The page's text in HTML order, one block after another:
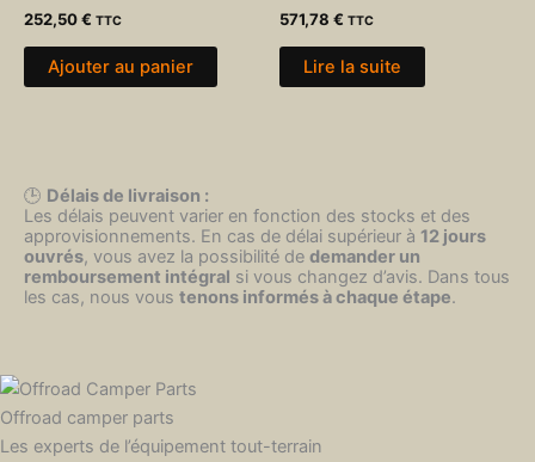
252,50€ TTC
Ajouter au panier
571,78 € TTC
Lire la suite
🕒 Délais de livraison :
Les délais peuvent varier en fonction des stocks et des
approvisionnements. En cas de délai supérieur à 12 jours
ouvrés, vous avez la possibilité de demander un
remboursement intégral si vous changez d’avis. Dans tous
les cas, nous vous tenons informés à chaque étape.
Offroad camper parts
Les experts de l’équipement tout-terrain